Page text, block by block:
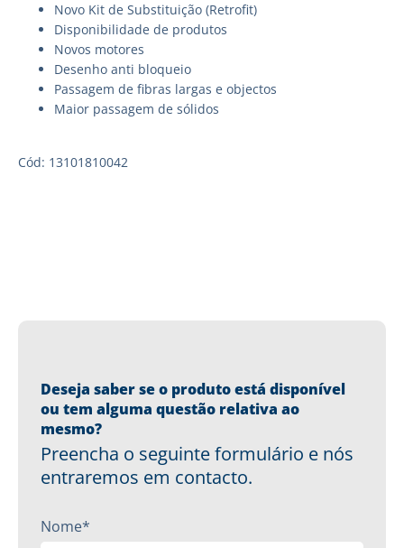
Novo Kit de Substituição (Retrofit)
Disponibilidade de produtos
Novos motores
Desenho anti bloqueio
Passagem de fibras largas e objectos
Maior passagem de sólidos
Cód: 13101810042
Deseja saber se o produto está disponível
ou tem alguma questão relativa ao
mesmo?
Preencha o seguinte formulário e nós
entraremos em contacto.
Nome*